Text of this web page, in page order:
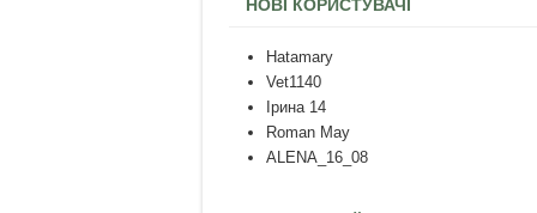
НОВІ КОРИСТУВАЧІ
Hatamary
Vet1140
Ірина 14
Roman May
ALENA_16_08